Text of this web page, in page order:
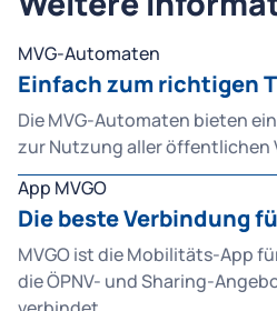
MVG-Automaten
Einfach zum richtigen
Die MVG-Automaten bieten
zur Nutzung aller öffentlichen
App MVGO
Die beste Verbindung
MVGO ist die Mobilitäts-App
die ÖPNV- und Sharing-